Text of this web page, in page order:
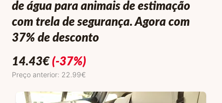
de água para animais de estimação
com trela de segurança. Agora com
37% de desconto
14.43€(-37%)
Preço anterior: 22.99€